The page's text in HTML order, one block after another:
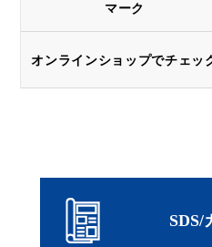
マーク
オンラインショップでチェッ
SDS/